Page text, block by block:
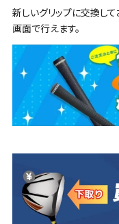
新しいグリップに交換し
画面で行えます。